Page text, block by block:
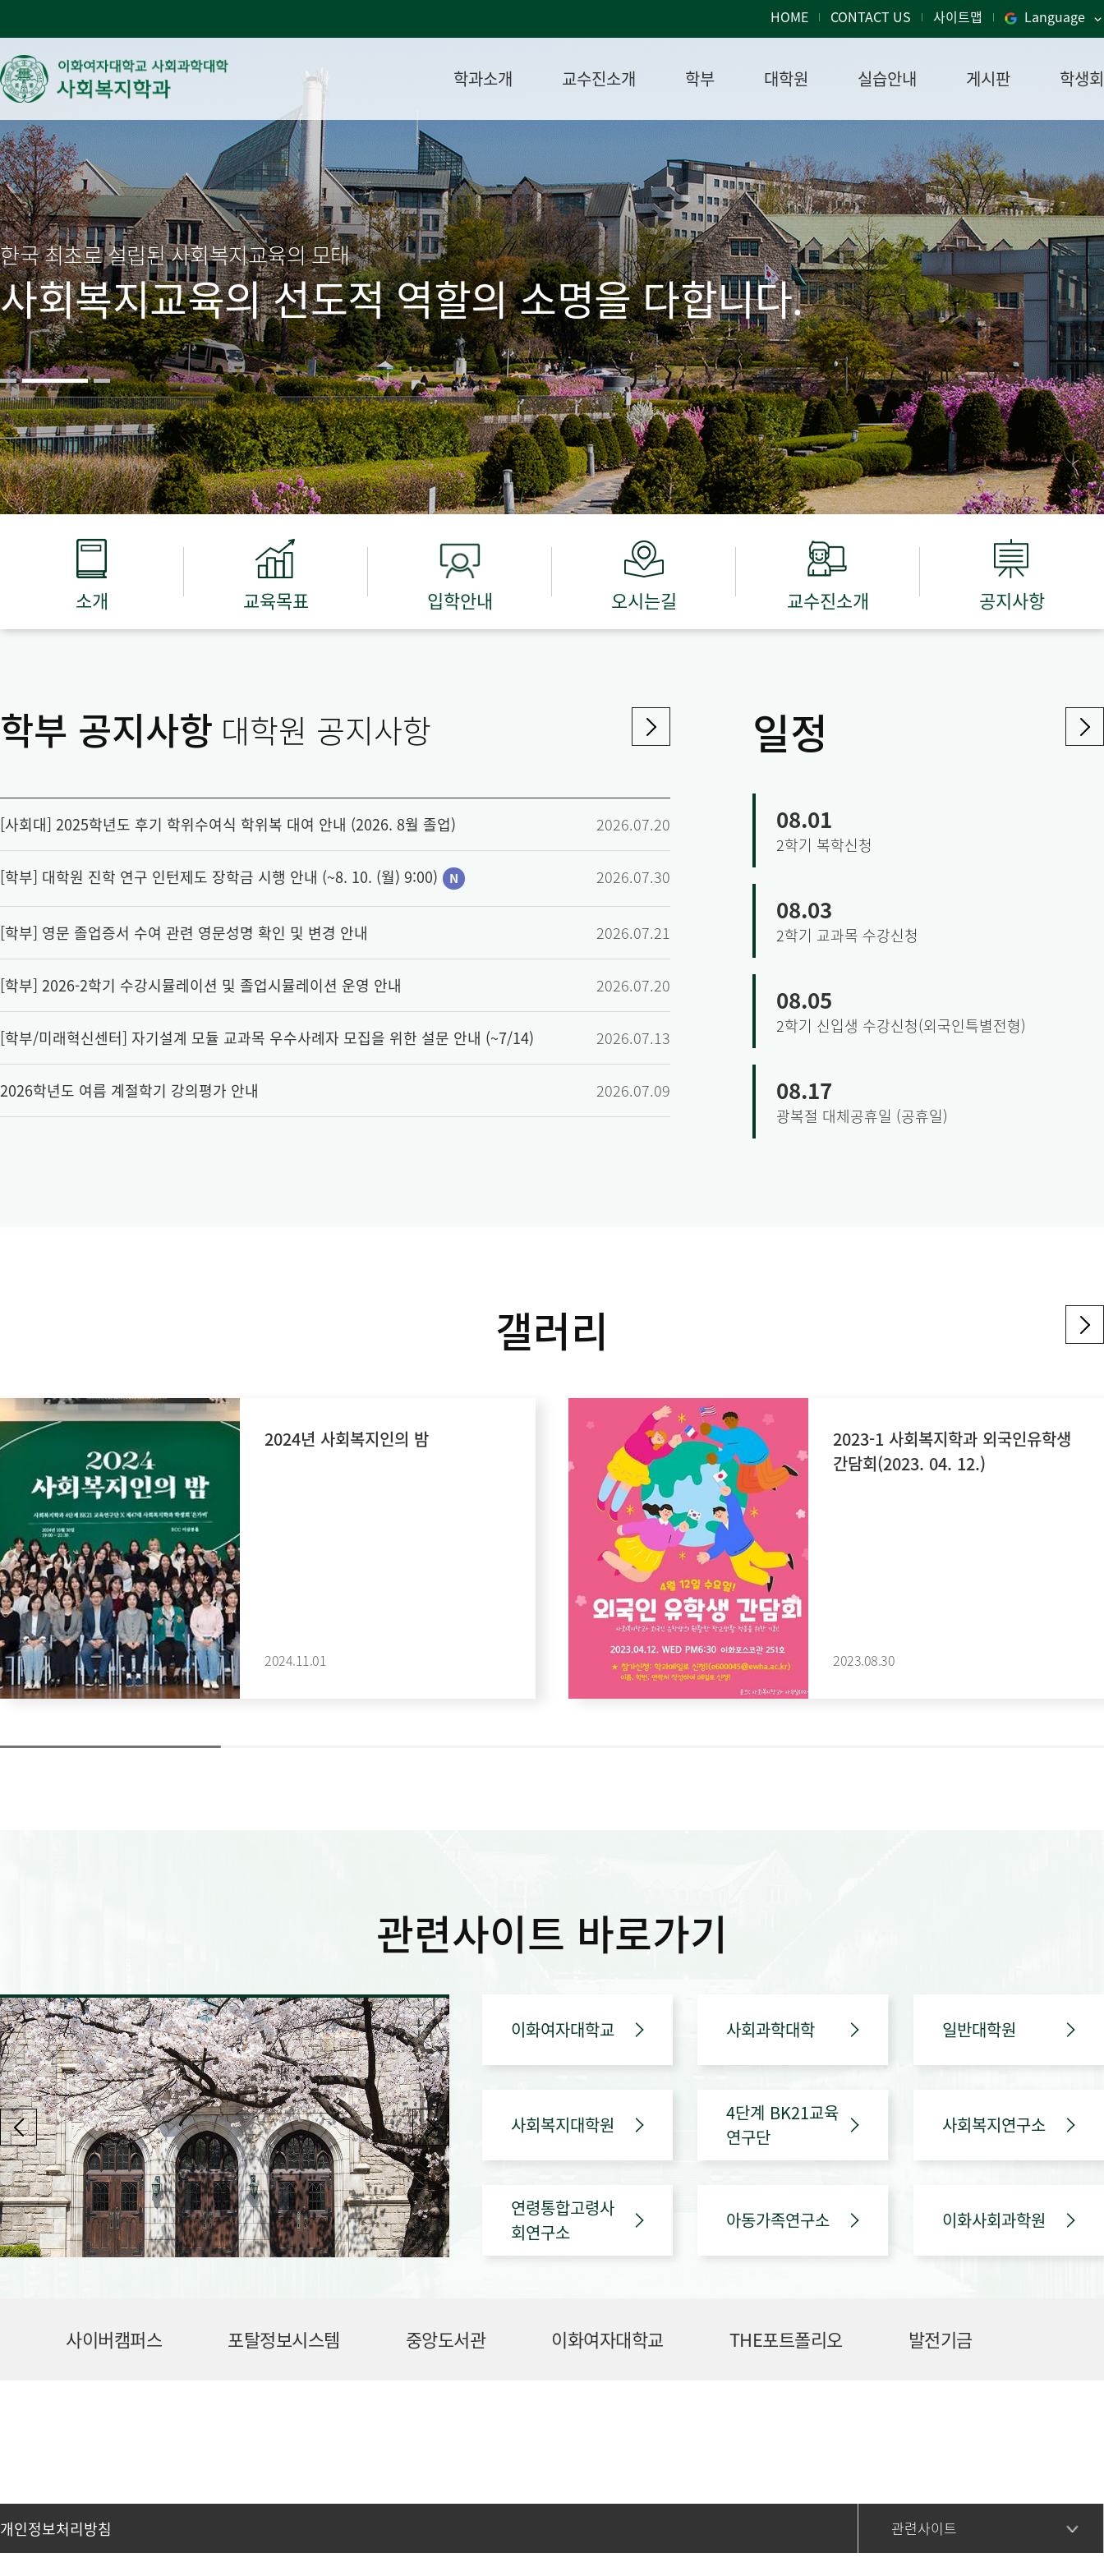
HOME CONTACT US 사이트맵 Language
학과소개 교수진소개 학부 대학원 실습안내 게시판 학생회
한국 최초로 설립된 사회복지교육의 모태
사회복지교육의 선도적 역할의 소명을 다합니다.
소개 교육목표 입학안내 오시는길 교수진소개 공지사항
학부 공지사항
[사회대] 2025학년도 후기 학위수여식 학위복 대여 안내 (2026. 8월 졸업) 2026.07.20
[학부] 대학원 진학 연구 인턴제도 장학금 시행 안내 (~8. 10. (월) 9:00) N 2026.07.30
[학부] 영문 졸업증서 수여 관련 영문성명 확인 및 변경 안내 2026.07.21
[학부] 2026-2학기 수강시뮬레이션 및 졸업시뮬레이션 운영 안내 2026.07.20
[학부/미래혁신센터] 자기설계 모듈 교과목 우수사례자 모집을 위한 설문 안내 (~7/14) 2026.07.13
2026학년도 여름 계절학기 강의평가 안내 2026.07.09
대학원 공지사항 일정
08.01
2학기 복학신청
08.03
2학기 교과목 수강신청
08.05
2학기 신입생 수강신청(외국인특별전형)
08.17
광복절 대체공휴일 (공휴일)
갤러리
2024년 사회복지인의 밤
2024.11.01
2023-1 사회복지학과 외국인유학생
간담회(2023. 04. 12.)
2023.08.30
관련사이트 바로가기
이화여자대학교 사회과학대학 일반대학원
사회복지대학원
4단계 BK21교육
연구단
사회복지연구소
연령통합고령사
회연구소
아동가족연구소 이화사회과학원
사이버캠퍼스 포탈정보시스템 중앙도서관 이화여자대학교 THE포트폴리오 발전기금
개인정보처리방침 관련사이트